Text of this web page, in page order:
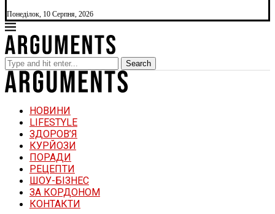
Понеділок, 10 Серпня, 2026
Search
НОВИНИ
LIFESTYLE
ЗДОРОВ’Я
КУРЙОЗИ
ПОРАДИ
РЕЦЕПТИ
ШОУ-БІЗНЕС
ЗА КОРДОНОМ
КОНТАКТИ